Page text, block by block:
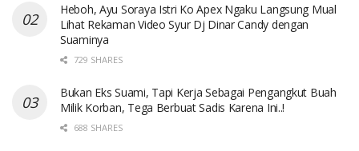
Heboh, Ayu Soraya Istri Ko Apex Ngaku Langsung Mual
Lihat Rekaman Video Syur Dj Dinar Candy dengan
Suaminya
729 SHARES
Bukan Eks Suami, Tapi Kerja Sebagai Pengangkut Buah
Milik Korban, Tega Berbuat Sadis Karena Ini..!
688 SHARES